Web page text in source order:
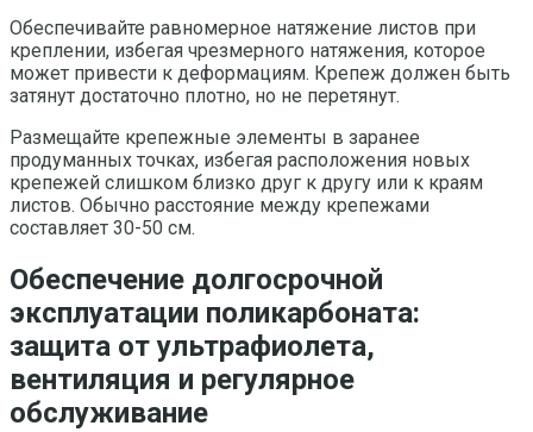
Обеспечивайте равномерное натяжение листов при
креплении, избегая чрезмерного натяжения, которое
может привести к деформациям. Крепеж должен быть
затянут достаточно плотно, но не перетянут.
Размещайте крепежные элементы в заранее
продуманных точках, избегая расположения новых
крепежей слишком близко друг к другу или к краям
листов. Обычно расстояние между крепежами
составляет 30-50 см.
Обеспечение долгосрочной
эксплуатации поликарбоната:
защита от ультрафиолета,
вентиляция и регулярное
обслуживание